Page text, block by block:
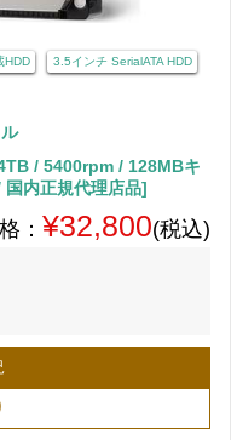
HDD 3.5インチ SerialATA HDD
/ 5400rpm / 128MBキ
内正規代理店品]
： ¥32,800(税込)